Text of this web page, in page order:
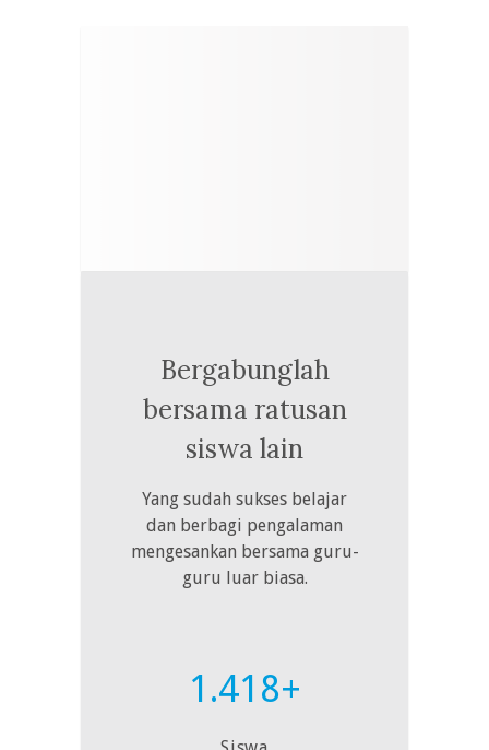
Bergabunglah
bersama ratusan
siswa lain
Yang sudah sukses belajar
dan berbagi pengalaman
mengesankan bersama guru-
guru luar biasa.
1.418+